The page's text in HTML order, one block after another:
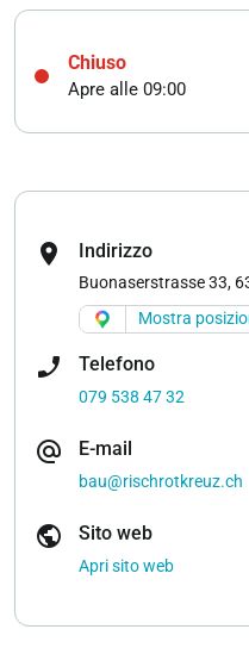
Chiuso
Apre alle 09:00
location_on Indirizzo
Buonaserstrasse 33,
Mostra
phone_enabled Telefono
079 538 47 32
alternate_email E-mail
bau@rischrotkreuz.ch
public Sito web
Apri sito web